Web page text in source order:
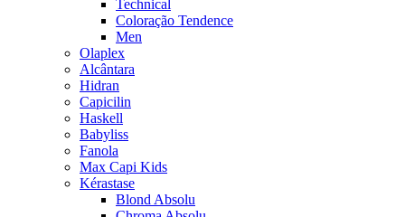
Technical
Coloração Tendence
Men
Olaplex
Alcântara
Hidran
Capicilin
Haskell
Babyliss
Fanola
Max Capi Kids
Kérastase
Blond Absolu